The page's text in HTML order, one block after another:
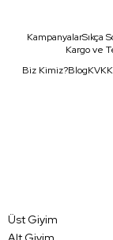
KampanyalarSıkça
Kargo ve
Biz Kimiz?Blog
Üst Giyim